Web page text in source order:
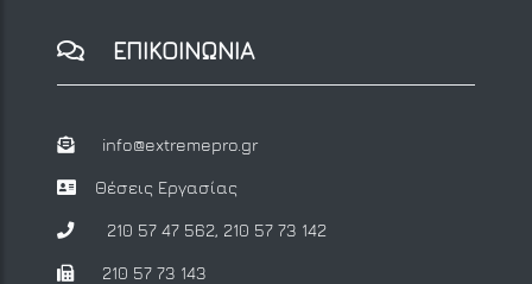
ΕΠΙΚΟΙΝΩΝΙΑ
info@extremepro.gr
Θέσεις Εργασίας
210 57 47 562, 210 57 73 142
210 57 73 143